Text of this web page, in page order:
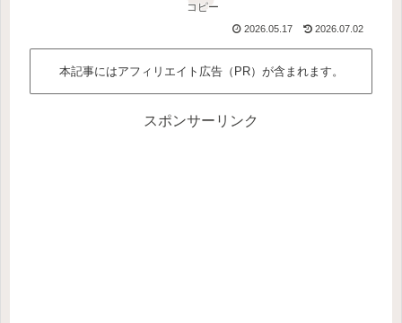
コピー
2026.05.17 2026.07.02
本記事にはアフィリエイト広告（PR）が含まれます。
スポンサーリンク